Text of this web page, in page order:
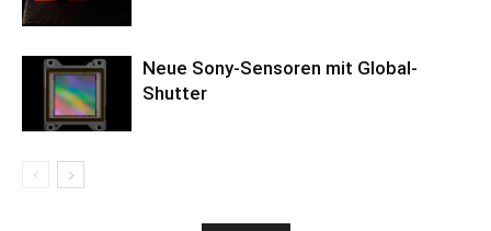
Neue Sony-Sensoren mit Global-
Shutter